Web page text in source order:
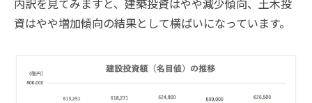
内訳を見てみますと、建築投資はやや減少傾向、土木投
資はやや増加傾向の結果として横ばいになっています。